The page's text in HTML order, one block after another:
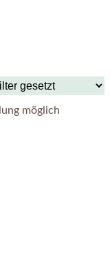
möglich